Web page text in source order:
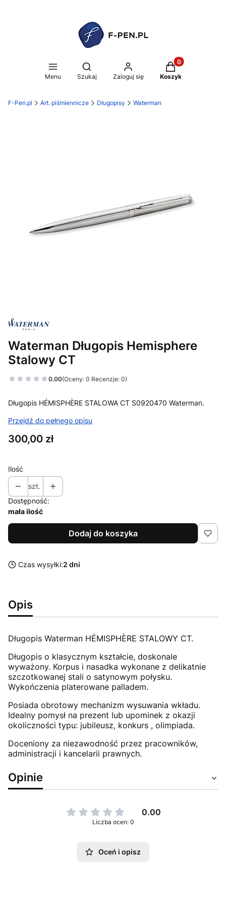
Menu
Otwórz wyszukiwarkę
Szukaj Zaloguj się
Produkty w
Koszyk
F-Pen.pl Art. piśmiennicze Długopisy Waterman
Waterman Długopis Hemisphere
Stalowy CT
0.00(Oceny: 0 Recenzje: 0)
Długopis HÉMISPHÈRE STALOWA CT S0920470 Waterman.
Przejdź do pełnego opisu
Cena
300,00 zł
Ilość
szt.
Dostępność:
mała ilość
Dodaj do koszyka
Czas wysyłki:2 dni
Opis
Długopis Waterman HÉMISPHÈRE STALOWY CT.
Długopis o klasycznym kształcie, doskonale
wyważony. Korpus i nasadka wykonane z delikatnie
szczotkowanej stali o satynowym połysku.
Wykończenia platerowane palladem.
Posiada obrotowy mechanizm wysuwania wkładu.
Idealny pomysł na prezent lub upominek z okazji
okoliczności typu: jubileusz, konkurs , olimpiada.
Doceniony za niezawodność przez pracowników,
administracji i kancelarii prawnych.
Opinie
0.00
Liczba ocen: 0
Oceń i opisz